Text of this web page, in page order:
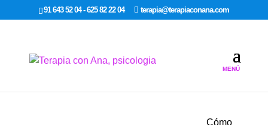
google-site-verification: google7dcda757e565a307.html
91 643 52 04 - 625 82 22 04 terapia@terapiaconana.com
Cómo